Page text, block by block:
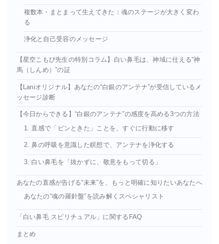
複数本・まとまって生えてきた：魂のステージが大きく変わ
る
浄化と自己受容のメッセージ
【星空こもぴ先生の特別コラム】白い鼻毛は、神域に仕える“神
馬（しんめ）”の証
【Laniオリジナル】あなたの“白銀のアンテナ”が受信しているメ
ッセージ診断
【今日からできる】“白銀のアンテナ”の感度を高める3つの方法
1. 直感で「ピンときた」ことを、すぐに行動に移す
2. 鼻の呼吸を意識した瞑想で、アンテナを浄化する
3. 白い鼻毛を「抜かずに、敬意をもって切る」
あなたの直感が告げる“未来”を、もっと明確に知りたいあなたへ
あなたの“魂の羅針盤”を読み解くスペシャリスト
「白い鼻毛 スピリチュアル」に関するFAQ
まとめ